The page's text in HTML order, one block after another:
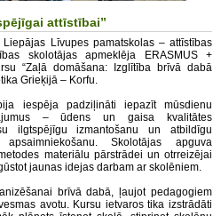
attīstībai”
Liepājas Līvupes pamatskolas – attīstības
skolotājas apmeklēja ERASMUS +
“Zaļā domāšana: Izglītība brīvā dabā
Grieķijā – Korfu.
iespēja padziļināti iepazīt mūsdienu
– ūdens un gaisa kvalitātes
ilgtspējīgu izmantošanu un atbildīgu
Skolotājas apguva
materiālu pārstrādei un otrreizējai
jaunas idejas darbam ar skolēniem.
brīvā dabā, ļaujot pedagogiem
avotu. Kursu ietvaros tika izstrādāti